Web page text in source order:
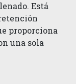
Está
proporciona
una sola